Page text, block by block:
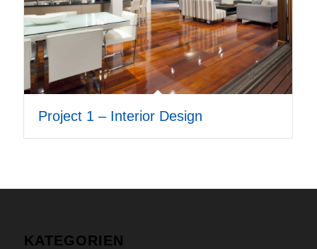
Project 1 – Interior Design
KATEGORIEN